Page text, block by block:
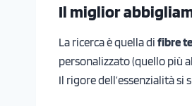
Il miglior
La ricerca è quella di fibre
personalizzato (quello più
Il rigore dell’essenzialità si